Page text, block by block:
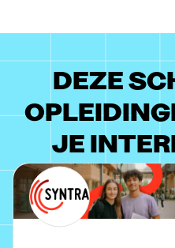
DEZE
JE